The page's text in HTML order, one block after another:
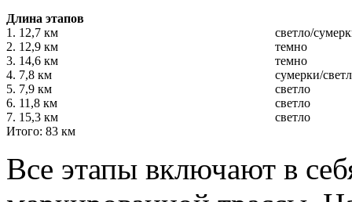
Длина этапов
1. 12,7 км
светло/
2. 12,9 км
темно
3. 14,6 км
темно
4. 7,8 км
сумерки/
5. 7,9 км
светло
6. 11,8 км
светло
7. 15,3 км
светло
Итого: 83 км
Все этапы включают в